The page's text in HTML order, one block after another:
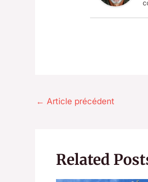
← Article précédent
Related